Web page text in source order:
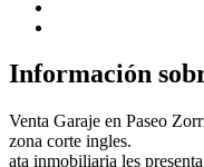
Información
Venta Garaje en Paseo
zona corte ingles.
ata inmobiliaria les